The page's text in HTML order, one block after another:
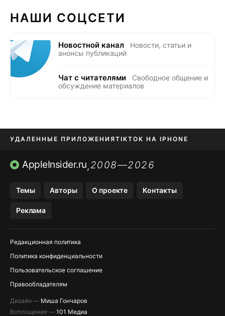
НАШИ СОЦСЕТИ
Новостной канал
Новости, статьи и
анонсы публикаций
Чат с читателями
Свободное общение и
обсуждение материалов
УДАЛЕННЫЕ ПРИЛОЖЕНИЯTIKTOK НА IPHONE
ПРИЛОЖЕНИЯ БЕЗ APP STORE
AppleInsider.ru,2008—2026
Темы Авторы О проекте Контакты
Реклама
Редакционная политика
Политика конфиденциальности
Пользовательское соглашение
Правообладателям
Дизайн — Миша Гончаров
Воплощение — 101 Медиа